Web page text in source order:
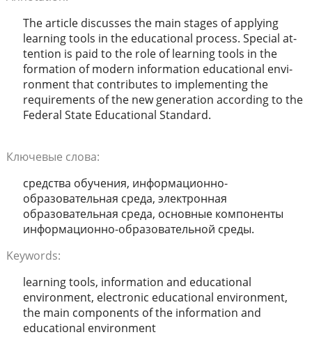
The article discusses the main stages of applying
learning tools in the educational process. Special at-
tention is paid to the role of learning tools in the
formation of modern information educational envi-
ronment that contributes to implementing the
requirements of the new generation according to the
Federal State Educational Standard.
Ключевые слова:
средства обучения, информационно-
образовательная среда, электронная
образовательная среда, основные компоненты
информационно-образовательной среды.
Keywords:
learning tools, information and educational
environment, electronic educational environment,
the main components of the information and
educational environment